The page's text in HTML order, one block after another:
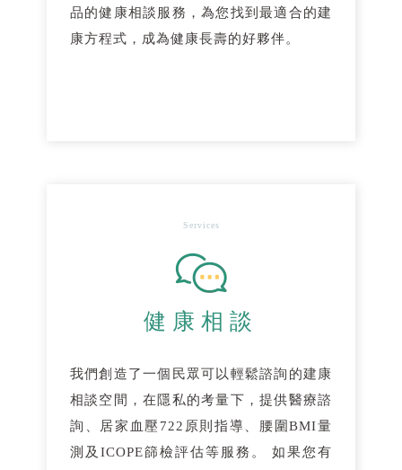
品的健康相談服務，為您找到最適合的建
康方程式，成為健康長壽的好夥伴。
Services
健康相談
我們創造了一個民眾可以輕鬆諮詢的建康
相談空間，在隱私的考量下，提供醫療諮
詢、居家血壓722原則指導、腰圍BMI量
測及ICOPE篩檢評估等服務。 如果您有